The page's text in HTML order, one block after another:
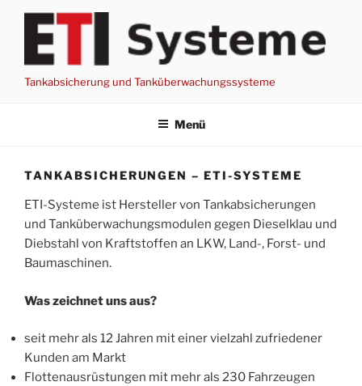
Zum
springen
Tankabsicherung und Tanküberwachungssysteme
Menü
TANKABSICHERUNGEN – ETI-SYSTEME
ETI-Systeme ist Hersteller von Tankabsicherungen
und Tanküberwachungsmodulen gegen Dieselklau und
Diebstahl von Kraftstoffen an LKW, Land-, Forst- und
Baumaschinen.
Was zeichnet uns aus?
seit mehr als 12 Jahren mit einer vielzahl zufriedener
Kunden am Markt
Flottenausrüstungen mit mehr als 230 Fahrzeugen